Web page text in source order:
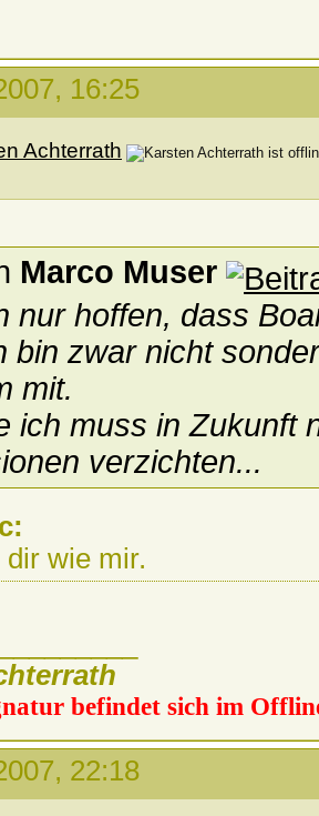
16:25
Achterrath
Marco Muser
nur hoffen, dass
bin zwar nicht
mit.
ich muss in Zukunft
verzichten...
dir wie mir.
befindet sich im
22:18